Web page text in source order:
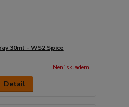
30ml - WS2 Spice
Není skladem
Detail